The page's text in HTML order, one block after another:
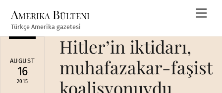
content
Amerika Bülteni
Türkçe Amerika gazetesi
AUGUST
16
2015
Hitler’in iktidarı,
muhafazakar-faşist
koalisyonuydu